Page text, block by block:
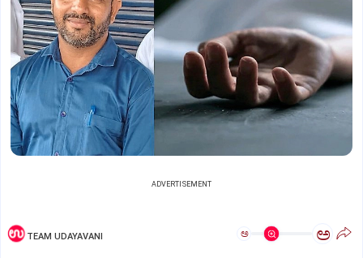
ADVERTISEMENT
TEAM UDAYAVANI ಅ ಅ